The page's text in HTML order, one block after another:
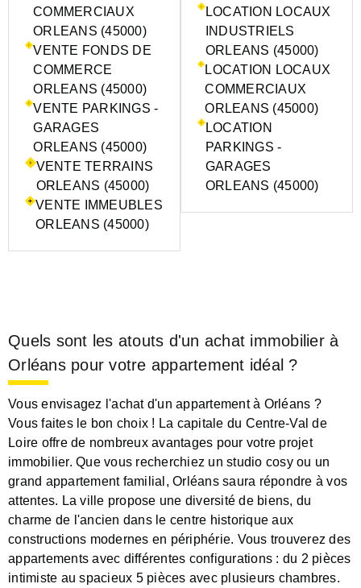
COMMERCIAUX
ORLEANS (45000)
VENTE FONDS DE
COMMERCE
ORLEANS (45000)
VENTE PARKINGS -
GARAGES
ORLEANS (45000)
VENTE TERRAINS
ORLEANS (45000)
VENTE IMMEUBLES
ORLEANS (45000)
LOCATION LOCAUX
INDUSTRIELS
ORLEANS (45000)
LOCATION LOCAUX
COMMERCIAUX
ORLEANS (45000)
LOCATION
PARKINGS -
GARAGES
ORLEANS (45000)
Quels sont les atouts d'un achat immobilier à
Orléans pour votre appartement idéal ?
Vous envisagez l'achat d'un appartement à Orléans ?
Vous faites le bon choix ! La capitale du Centre-Val de
Loire offre de nombreux avantages pour votre projet
immobilier. Que vous recherchiez un studio cosy ou un
grand appartement familial, Orléans saura répondre à vos
attentes. La ville propose une diversité de biens, du
charme de l'ancien dans le centre historique aux
constructions modernes en périphérie. Vous trouverez des
appartements avec différentes configurations : du 2 pièces
intimiste au spacieux 5 pièces avec plusieurs chambres.